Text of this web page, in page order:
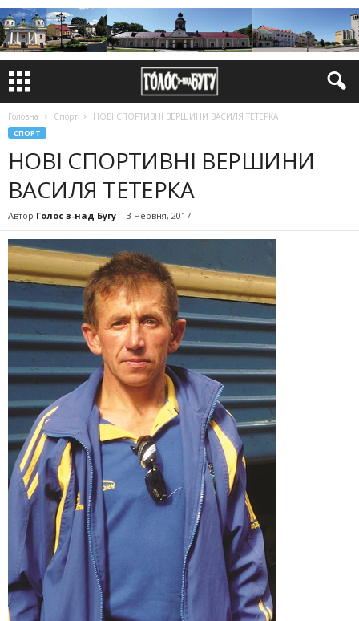
Головна Спорт НОВІ СПОРТИВНІ ВЕРШИНИ ВАСИЛЯ ТЕТЕРКА
СПОРТ
НОВІ СПОРТИВНІ ВЕРШИНИ
ВАСИЛЯ ТЕТЕРКА
Автор Голос з-над Бугу - 3 Червня, 2017